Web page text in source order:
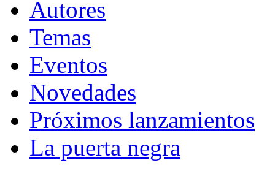
Autores
Temas
Eventos
Novedades
Próximos lanzamientos
La puerta negra